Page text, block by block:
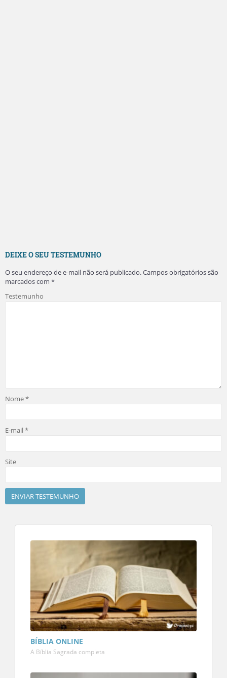
DEIXE O SEU TESTEMUNHO
O seu endereço de e-mail não será publicado.Campos obrigatórios são
marcados com *
Testemunho
Nome*
E-mail*
Site
BÍBLIA ONLINE
A Bíblia Sagrada completa